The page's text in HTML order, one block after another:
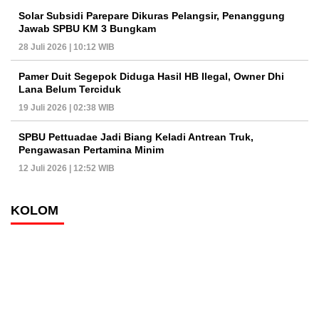
Solar Subsidi Parepare Dikuras Pelangsir, Penanggung
Jawab SPBU KM 3 Bungkam
28 Juli 2026 | 10:12 WIB
Pamer Duit Segepok Diduga Hasil HB Ilegal, Owner Dhi
Lana Belum Terciduk
19 Juli 2026 | 02:38 WIB
SPBU Pettuadae Jadi Biang Keladi Antrean Truk,
Pengawasan Pertamina Minim
12 Juli 2026 | 12:52 WIB
KOLOM